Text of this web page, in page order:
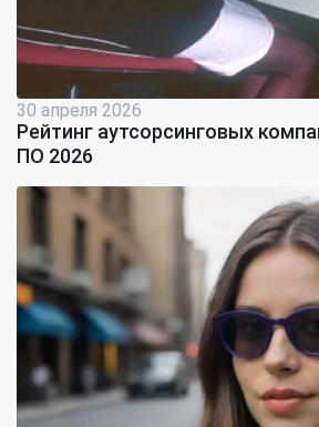
30 апреля 2026
Рейтинг аутсорсинговых
ПО 2026